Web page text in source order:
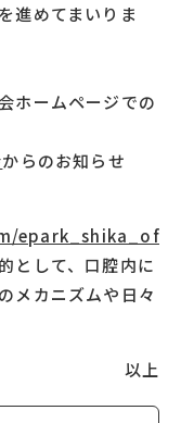
進めてまいりま
ホームページでの
からのお知らせ
として、口腔内に
メカニズムや日々
以上